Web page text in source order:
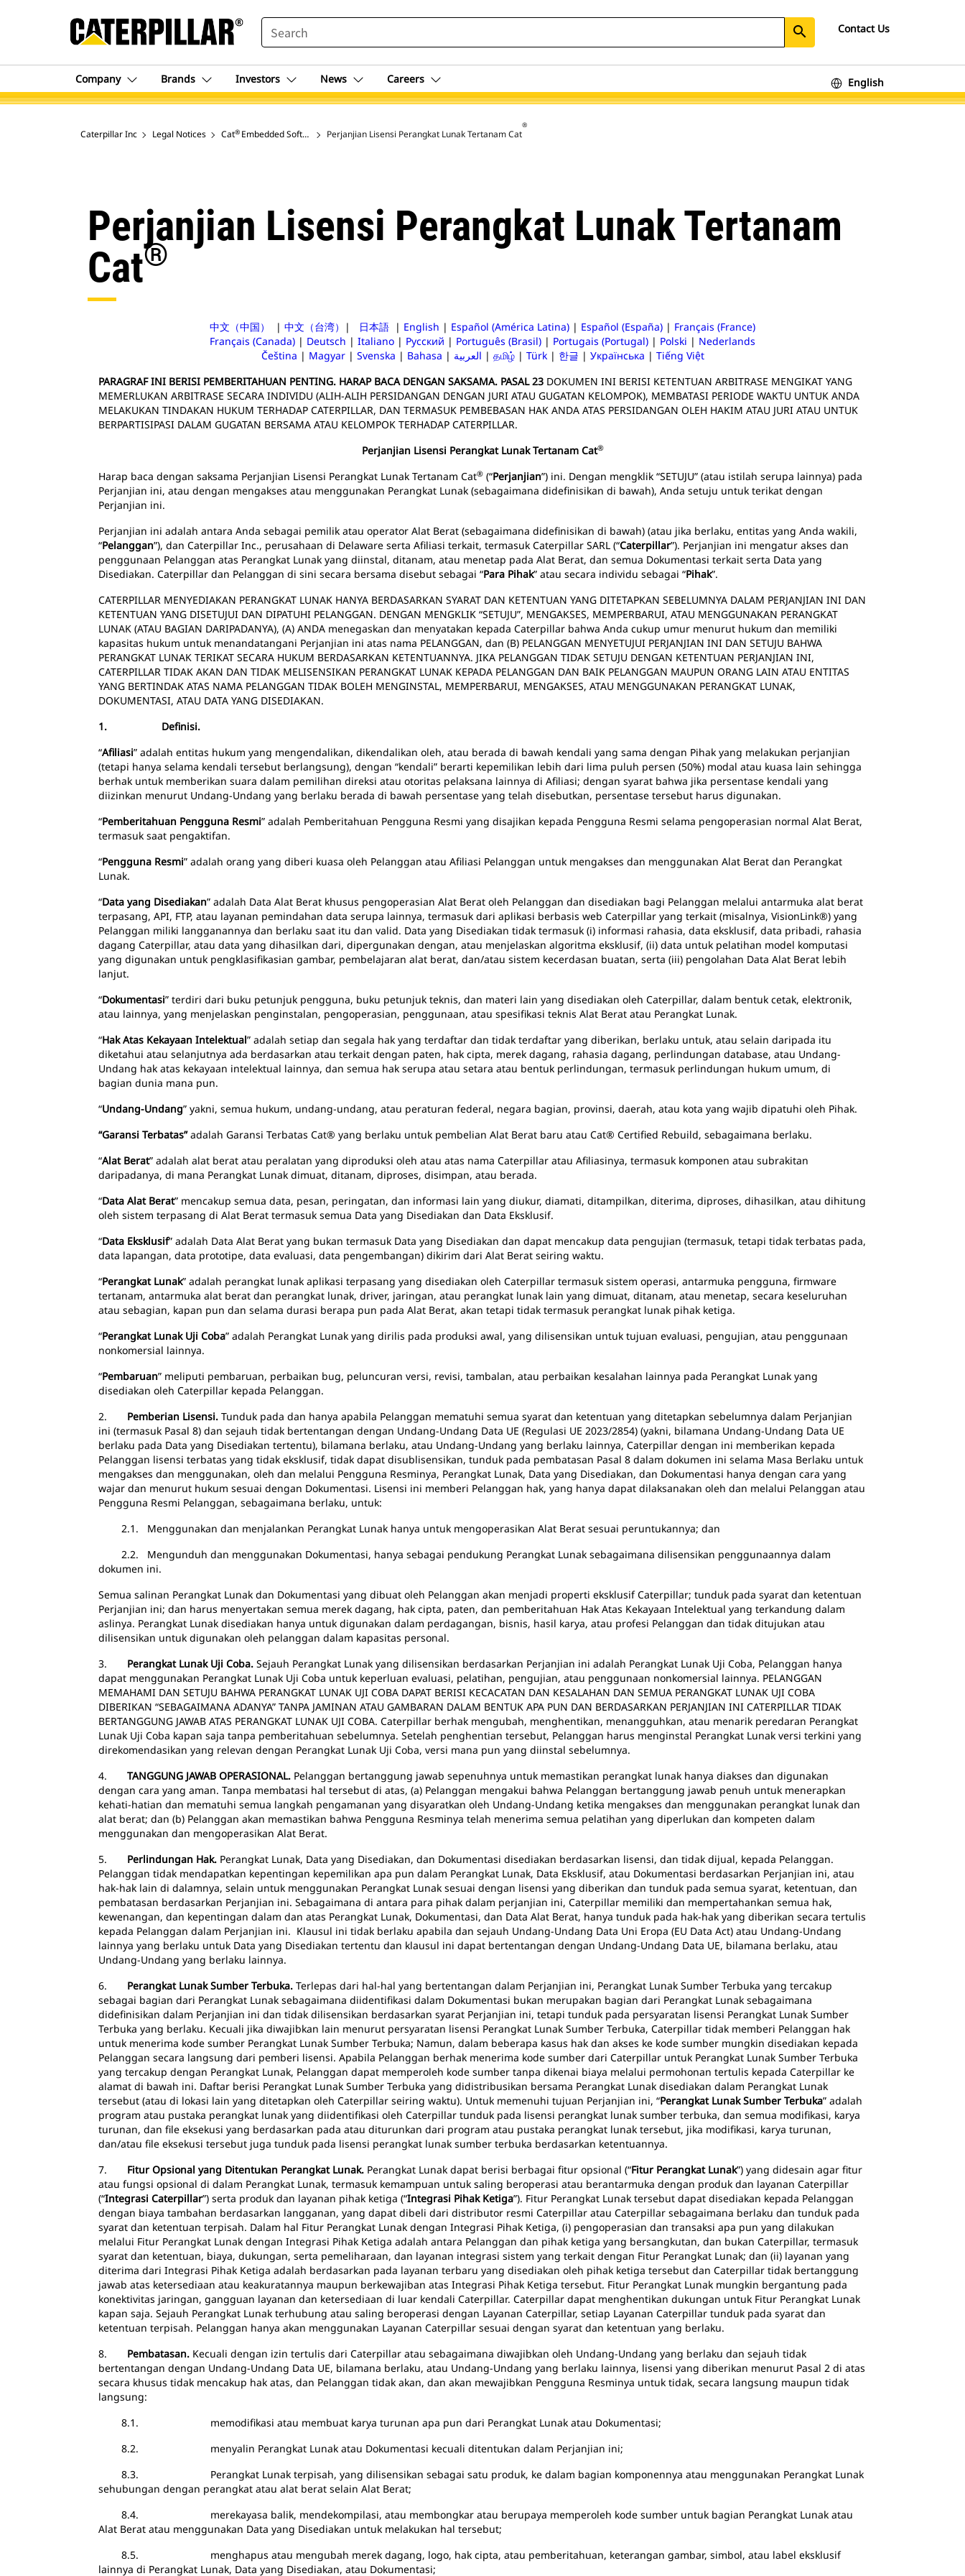
SEARCH search Contact Us
Company Brands Investors News Careers English
Caterpillar Inc Legal Notices Cat® Embedded Software License AgreementPerjanjian Lisensi Perangkat Lunak Tertanam Cat
®
Perjanjian Lisensi Perangkat Lunak Tertanam
Cat®
中文（中国） | 中文（台湾） | 日本語 | English | Español (América Latina) | Español (España) | Français (France)
Français (Canada) | Deutsch | Italiano | Русский | Português (Brasil) | Portugais (Portugal) | Polski | Nederlands
Čeština | Magyar| Svenska | Bahasa | العربية | தமிழ்| Türk| 한글 | Українська | Tiếng Việt
PARAGRAF INI BERISI PEMBERITAHUAN PENTING. HARAP BACA DENGAN SAKSAMA. PASAL 23 DOKUMEN INI BERISI KETENTUAN ARBITRASE MENGIKAT YANG
MEMERLUKAN ARBITRASE SECARA INDIVIDU (ALIH-ALIH PERSIDANGAN DENGAN JURI ATAU GUGATAN KELOMPOK), MEMBATASI PERIODE WAKTU UNTUK ANDA
MELAKUKAN TINDAKAN HUKUM TERHADAP CATERPILLAR, DAN TERMASUK PEMBEBASAN HAK ANDA ATAS PERSIDANGAN OLEH HAKIM ATAU JURI ATAU UNTUK
BERPARTISIPASI DALAM GUGATAN BERSAMA ATAU KELOMPOK TERHADAP CATERPILLAR.
Perjanjian Lisensi Perangkat Lunak Tertanam Cat®
Harap baca dengan saksama Perjanjian Lisensi Perangkat Lunak Tertanam Cat® (“Perjanjian”) ini. Dengan mengklik “SETUJU” (atau istilah serupa lainnya) pada
Perjanjian ini, atau dengan mengakses atau menggunakan Perangkat Lunak (sebagaimana didefinisikan di bawah), Anda setuju untuk terikat dengan
Perjanjian ini.
Perjanjian ini adalah antara Anda sebagai pemilik atau operator Alat Berat (sebagaimana didefinisikan di bawah) (atau jika berlaku, entitas yang Anda wakili,
“Pelanggan”), dan Caterpillar Inc., perusahaan di Delaware serta Afiliasi terkait, termasuk Caterpillar SARL (“Caterpillar”). Perjanjian ini mengatur akses dan
penggunaan Pelanggan atas Perangkat Lunak yang diinstal, ditanam, atau menetap pada Alat Berat, dan semua Dokumentasi terkait serta Data yang
Disediakan. Caterpillar dan Pelanggan di sini secara bersama disebut sebagai “Para Pihak” atau secara individu sebagai “Pihak”.
CATERPILLAR MENYEDIAKAN PERANGKAT LUNAK HANYA BERDASARKAN SYARAT DAN KETENTUAN YANG DITETAPKAN SEBELUMNYA DALAM PERJANJIAN INI DAN
KETENTUAN YANG DISETUJUI DAN DIPATUHI PELANGGAN. DENGAN MENGKLIK “SETUJU”, MENGAKSES, MEMPERBARUI, ATAU MENGGUNAKAN PERANGKAT
LUNAK (ATAU BAGIAN DARIPADANYA), (A) ANDA menegaskan dan menyatakan kepada Caterpillar bahwa Anda cukup umur menurut hukum dan memiliki
kapasitas hukum untuk menandatangani Perjanjian ini atas nama PELANGGAN, dan (B) PELANGGAN MENYETUJUI PERJANJIAN INI DAN SETUJU BAHWA
PERANGKAT LUNAK TERIKAT SECARA HUKUM BERDASARKAN KETENTUANNYA. JIKA PELANGGAN TIDAK SETUJU DENGAN KETENTUAN PERJANJIAN INI,
CATERPILLAR TIDAK AKAN DAN TIDAK MELISENSIKAN PERANGKAT LUNAK KEPADA PELANGGAN DAN BAIK PELANGGAN MAUPUN ORANG LAIN ATAU ENTITAS
YANG BERTINDAK ATAS NAMA PELANGGAN TIDAK BOLEH MENGINSTAL, MEMPERBARUI, MENGAKSES, ATAU MENGGUNAKAN PERANGKAT LUNAK,
DOKUMENTASI, ATAU DATA YANG DISEDIAKAN.
1. Definisi.
“Afiliasi” adalah entitas hukum yang mengendalikan, dikendalikan oleh, atau berada di bawah kendali yang sama dengan Pihak yang melakukan perjanjian
(tetapi hanya selama kendali tersebut berlangsung), dengan “kendali” berarti kepemilikan lebih dari lima puluh persen (50%) modal atau kuasa lain sehingga
berhak untuk memberikan suara dalam pemilihan direksi atau otoritas pelaksana lainnya di Afiliasi; dengan syarat bahwa jika persentase kendali yang
diizinkan menurut Undang-Undang yang berlaku berada di bawah persentase yang telah disebutkan, persentase tersebut harus digunakan.
“Pemberitahuan Pengguna Resmi” adalah Pemberitahuan Pengguna Resmi yang disajikan kepada Pengguna Resmi selama pengoperasian normal Alat Berat,
termasuk saat pengaktifan.
“Pengguna Resmi” adalah orang yang diberi kuasa oleh Pelanggan atau Afiliasi Pelanggan untuk mengakses dan menggunakan Alat Berat dan Perangkat
Lunak.
“Data yang Disediakan” adalah Data Alat Berat khusus pengoperasian Alat Berat oleh Pelanggan dan disediakan bagi Pelanggan melalui antarmuka alat berat
terpasang, API, FTP, atau layanan pemindahan data serupa lainnya, termasuk dari aplikasi berbasis web Caterpillar yang terkait (misalnya, VisionLink®) yang
Pelanggan miliki langganannya dan berlaku saat itu dan valid. Data yang Disediakan tidak termasuk (i) informasi rahasia, data eksklusif, data pribadi, rahasia
dagang Caterpillar, atau data yang dihasilkan dari, dipergunakan dengan, atau menjelaskan algoritma eksklusif, (ii) data untuk pelatihan model komputasi
yang digunakan untuk pengklasifikasian gambar, pembelajaran alat berat, dan/atau sistem kecerdasan buatan, serta (iii) pengolahan Data Alat Berat lebih
lanjut.
“Dokumentasi” terdiri dari buku petunjuk pengguna, buku petunjuk teknis, dan materi lain yang disediakan oleh Caterpillar, dalam bentuk cetak, elektronik,
atau lainnya, yang menjelaskan penginstalan, pengoperasian, penggunaan, atau spesifikasi teknis Alat Berat atau Perangkat Lunak.
“Hak Atas Kekayaan Intelektual” adalah setiap dan segala hak yang terdaftar dan tidak terdaftar yang diberikan, berlaku untuk, atau selain daripada itu
diketahui atau selanjutnya ada berdasarkan atau terkait dengan paten, hak cipta, merek dagang, rahasia dagang, perlindungan database, atau Undang-
Undang hak atas kekayaan intelektual lainnya, dan semua hak serupa atau setara atau bentuk perlindungan, termasuk perlindungan hukum umum, di
bagian dunia mana pun.
“Undang-Undang” yakni, semua hukum, undang-undang, atau peraturan federal, negara bagian, provinsi, daerah, atau kota yang wajib dipatuhi oleh Pihak.
“Garansi Terbatas”adalah Garansi Terbatas Cat® yang berlaku untuk pembelian Alat Berat baru atau Cat® Certified Rebuild, sebagaimana berlaku.
“Alat Berat” adalah alat berat atau peralatan yang diproduksi oleh atau atas nama Caterpillar atau Afiliasinya, termasuk komponen atau subrakitan
daripadanya, di mana Perangkat Lunak dimuat, ditanam, diproses, disimpan, atau berada.
“Data Alat Berat” mencakup semua data, pesan, peringatan, dan informasi lain yang diukur, diamati, ditampilkan, diterima, diproses, dihasilkan, atau dihitung
oleh sistem terpasang di Alat Berat termasuk semua Data yang Disediakan dan Data Eksklusif.
“Data Eksklusif” adalah Data Alat Berat yang bukan termasuk Data yang Disediakan dan dapat mencakup data pengujian (termasuk, tetapi tidak terbatas pada,
data lapangan, data prototipe, data evaluasi, data pengembangan) dikirim dari Alat Berat seiring waktu.
“Perangkat Lunak” adalah perangkat lunak aplikasi terpasang yang disediakan oleh Caterpillar termasuk sistem operasi, antarmuka pengguna, firmware
tertanam, antarmuka alat berat dan perangkat lunak, driver, jaringan, atau perangkat lunak lain yang dimuat, ditanam, atau menetap, secara keseluruhan
atau sebagian, kapan pun dan selama durasi berapa pun pada Alat Berat, akan tetapi tidak termasuk perangkat lunak pihak ketiga.
“Perangkat Lunak Uji Coba” adalah Perangkat Lunak yang dirilis pada produksi awal, yang dilisensikan untuk tujuan evaluasi, pengujian, atau penggunaan
nonkomersial lainnya.
“Pembaruan” meliputi pembaruan, perbaikan bug, peluncuran versi, revisi, tambalan, atau perbaikan kesalahan lainnya pada Perangkat Lunak yang
disediakan oleh Caterpillar kepada Pelanggan.
2. Pemberian Lisensi. Tunduk pada dan hanya apabila Pelanggan mematuhi semua syarat dan ketentuan yang ditetapkan sebelumnya dalam Perjanjian
ini (termasuk Pasal 8) dan sejauh tidak bertentangan dengan Undang-Undang Data UE (Regulasi UE 2023/2854) (yakni, bilamana Undang-Undang Data UE
berlaku pada Data yang Disediakan tertentu), bilamana berlaku, atau Undang-Undang yang berlaku lainnya, Caterpillar dengan ini memberikan kepada
Pelanggan lisensi terbatas yang tidak eksklusif, tidak dapat disublisensikan, tunduk pada pembatasan Pasal 8 dalam dokumen ini selama Masa Berlaku untuk
mengakses dan menggunakan, oleh dan melalui Pengguna Resminya, Perangkat Lunak, Data yang Disediakan, dan Dokumentasi hanya dengan cara yang
wajar dan menurut hukum sesuai dengan Dokumentasi. Lisensi ini memberi Pelanggan hak, yang hanya dapat dilaksanakan oleh dan melalui Pelanggan atau
Pengguna Resmi Pelanggan, sebagaimana berlaku, untuk:
2.1. Menggunakan dan menjalankan Perangkat Lunak hanya untuk mengoperasikan Alat Berat sesuai peruntukannya; dan
2.2. Mengunduh dan menggunakan Dokumentasi, hanya sebagai pendukung Perangkat Lunak sebagaimana dilisensikan penggunaannya dalam
dokumen ini.
Semua salinan Perangkat Lunak dan Dokumentasi yang dibuat oleh Pelanggan akan menjadi properti eksklusif Caterpillar; tunduk pada syarat dan ketentuan
Perjanjian ini; dan harus menyertakan semua merek dagang, hak cipta, paten, dan pemberitahuan Hak Atas Kekayaan Intelektual yang terkandung dalam
aslinya. Perangkat Lunak disediakan hanya untuk digunakan dalam perdagangan, bisnis, hasil karya, atau profesi Pelanggan dan tidak ditujukan atau
dilisensikan untuk digunakan oleh pelanggan dalam kapasitas personal.
3. Perangkat Lunak Uji Coba. Sejauh Perangkat Lunak yang dilisensikan berdasarkan Perjanjian ini adalah Perangkat Lunak Uji Coba, Pelanggan hanya
dapat menggunakan Perangkat Lunak Uji Coba untuk keperluan evaluasi, pelatihan, pengujian, atau penggunaan nonkomersial lainnya. PELANGGAN
MEMAHAMI DAN SETUJU BAHWA PERANGKAT LUNAK UJI COBA DAPAT BERISI KECACATAN DAN KESALAHAN DAN SEMUA PERANGKAT LUNAK UJI COBA
DIBERIKAN “SEBAGAIMANA ADANYA” TANPA JAMINAN ATAU GAMBARAN DALAM BENTUK APA PUN DAN BERDASARKAN PERJANJIAN INI CATERPILLAR TIDAK
BERTANGGUNG JAWAB ATAS PERANGKAT LUNAK UJI COBA. Caterpillar berhak mengubah, menghentikan, menangguhkan, atau menarik peredaran Perangkat
Lunak Uji Coba kapan saja tanpa pemberitahuan sebelumnya. Setelah penghentian tersebut, Pelanggan harus menginstal Perangkat Lunak versi terkini yang
direkomendasikan yang relevan dengan Perangkat Lunak Uji Coba, versi mana pun yang diinstal sebelumnya.
4. TANGGUNG JAWAB OPERASIONAL. Pelanggan bertanggung jawab sepenuhnya untuk memastikan perangkat lunak hanya diakses dan digunakan
dengan cara yang aman. Tanpa membatasi hal tersebut di atas, (a) Pelanggan mengakui bahwa Pelanggan bertanggung jawab penuh untuk menerapkan
kehati-hatian dan mematuhi semua langkah pengamanan yang disyaratkan oleh Undang-Undang ketika mengakses dan menggunakan perangkat lunak dan
alat berat; dan (b) Pelanggan akan memastikan bahwa Pengguna Resminya telah menerima semua pelatihan yang diperlukan dan kompeten dalam
menggunakan dan mengoperasikan Alat Berat.
5. Perlindungan Hak. Perangkat Lunak, Data yang Disediakan, dan Dokumentasi disediakan berdasarkan lisensi, dan tidak dijual, kepada Pelanggan.
Pelanggan tidak mendapatkan kepentingan kepemilikan apa pun dalam Perangkat Lunak, Data Eksklusif, atau Dokumentasi berdasarkan Perjanjian ini, atau
hak-hak lain di dalamnya, selain untuk menggunakan Perangkat Lunak sesuai dengan lisensi yang diberikan dan tunduk pada semua syarat, ketentuan, dan
pembatasan berdasarkan Perjanjian ini. Sebagaimana di antara para pihak dalam perjanjian ini, Caterpillar memiliki dan mempertahankan semua hak,
kewenangan, dan kepentingan dalam dan atas Perangkat Lunak, Dokumentasi, dan Data Alat Berat, hanya tunduk pada hak-hak yang diberikan secara tertulis
kepada Pelanggan dalam Perjanjian ini. Klausul ini tidak berlaku apabila dan sejauh Undang-Undang Data Uni Eropa (EU Data Act) atau Undang-Undang
lainnya yang berlaku untuk Data yang Disediakan tertentu dan klausul ini dapat bertentangan dengan Undang-Undang Data UE, bilamana berlaku, atau
Undang-Undang yang berlaku lainnya.
6. Perangkat Lunak Sumber Terbuka. Terlepas dari hal-hal yang bertentangan dalam Perjanjian ini, Perangkat Lunak Sumber Terbuka yang tercakup
sebagai bagian dari Perangkat Lunak sebagaimana diidentifikasi dalam Dokumentasi bukan merupakan bagian dari Perangkat Lunak sebagaimana
didefinisikan dalam Perjanjian ini dan tidak dilisensikan berdasarkan syarat Perjanjian ini, tetapi tunduk pada persyaratan lisensi Perangkat Lunak Sumber
Terbuka yang berlaku. Kecuali jika diwajibkan lain menurut persyaratan lisensi Perangkat Lunak Sumber Terbuka, Caterpillar tidak memberi Pelanggan hak
untuk menerima kode sumber Perangkat Lunak Sumber Terbuka; Namun, dalam beberapa kasus hak dan akses ke kode sumber mungkin disediakan kepada
Pelanggan secara langsung dari pemberi lisensi. Apabila Pelanggan berhak menerima kode sumber dari Caterpillar untuk Perangkat Lunak Sumber Terbuka
yang tercakup dengan Perangkat Lunak, Pelanggan dapat memperoleh kode sumber tanpa dikenai biaya melalui permohonan tertulis kepada Caterpillar ke
alamat di bawah ini. Daftar berisi Perangkat Lunak Sumber Terbuka yang didistribusikan bersama Perangkat Lunak disediakan dalam Perangkat Lunak
tersebut (atau di lokasi lain yang ditetapkan oleh Caterpillar seiring waktu). Untuk memenuhi tujuan Perjanjian ini, “Perangkat Lunak Sumber Terbuka” adalah
program atau pustaka perangkat lunak yang diidentifikasi oleh Caterpillar tunduk pada lisensi perangkat lunak sumber terbuka, dan semua modifikasi, karya
turunan, dan file eksekusi yang berdasarkan pada atau diturunkan dari program atau pustaka perangkat lunak tersebut, jika modifikasi, karya turunan,
dan/atau file eksekusi tersebut juga tunduk pada lisensi perangkat lunak sumber terbuka berdasarkan ketentuannya.
7. Fitur Opsional yang Ditentukan Perangkat Lunak. Perangkat Lunak dapat berisi berbagai fitur opsional (“Fitur Perangkat Lunak”) yang didesain agar fitur
atau fungsi opsional di dalam Perangkat Lunak, termasuk kemampuan untuk saling beroperasi atau berantarmuka dengan produk dan layanan Caterpillar
(“Integrasi Caterpillar”) serta produk dan layanan pihak ketiga (“Integrasi Pihak Ketiga”). Fitur Perangkat Lunak tersebut dapat disediakan kepada Pelanggan
dengan biaya tambahan berdasarkan langganan, yang dapat dibeli dari distributor resmi Caterpillar atau Caterpillar sebagaimana berlaku dan tunduk pada
syarat dan ketentuan terpisah. Dalam hal Fitur Perangkat Lunak dengan Integrasi Pihak Ketiga, (i) pengoperasian dan transaksi apa pun yang dilakukan
melalui Fitur Perangkat Lunak dengan Integrasi Pihak Ketiga adalah antara Pelanggan dan pihak ketiga yang bersangkutan, dan bukan Caterpillar, termasuk
syarat dan ketentuan, biaya, dukungan, serta pemeliharaan, dan layanan integrasi sistem yang terkait dengan Fitur Perangkat Lunak; dan (ii) layanan yang
diterima dari Integrasi Pihak Ketiga adalah berdasarkan pada layanan terbaru yang disediakan oleh pihak ketiga tersebut dan Caterpillar tidak bertanggung
jawab atas ketersediaan atau keakuratannya maupun berkewajiban atas Integrasi Pihak Ketiga tersebut. Fitur Perangkat Lunak mungkin bergantung pada
konektivitas jaringan, gangguan layanan dan ketersediaan di luar kendali Caterpillar. Caterpillar dapat menghentikan dukungan untuk Fitur Perangkat Lunak
kapan saja. Sejauh Perangkat Lunak terhubung atau saling beroperasi dengan Layanan Caterpillar, setiap Layanan Caterpillar tunduk pada syarat dan
ketentuan terpisah. Pelanggan hanya akan menggunakan Layanan Caterpillar sesuai dengan syarat dan ketentuan yang berlaku.
8. Pembatasan. Kecuali dengan izin tertulis dari Caterpillar atau sebagaimana diwajibkan oleh Undang-Undang yang berlaku dan sejauh tidak
bertentangan dengan Undang-Undang Data UE, bilamana berlaku, atau Undang-Undang yang berlaku lainnya, lisensi yang diberikan menurut Pasal 2 di atas
secara khusus tidak mencakup hak atas, dan Pelanggan tidak akan, dan akan mewajibkan Pengguna Resminya untuk tidak, secara langsung maupun tidak
langsung:
8.1. memodifikasi atau membuat karya turunan apa pun dari Perangkat Lunak atau Dokumentasi;
8.2. menyalin Perangkat Lunak atau Dokumentasi kecuali ditentukan dalam Perjanjian ini;
8.3. Perangkat Lunak terpisah, yang dilisensikan sebagai satu produk, ke dalam bagian komponennya atau menggunakan Perangkat Lunak
sehubungan dengan perangkat atau alat berat selain Alat Berat;
8.4. merekayasa balik, mendekompilasi, atau membongkar atau berupaya memperoleh kode sumber untuk bagian Perangkat Lunak atau
Alat Berat atau menggunakan Data yang Disediakan untuk melakukan hal tersebut;
8.5. menghapus atau mengubah merek dagang, logo, hak cipta, atau pemberitahuan, keterangan gambar, simbol, atau label eksklusif
lainnya di Perangkat Lunak, Data yang Disediakan, atau Dokumentasi;